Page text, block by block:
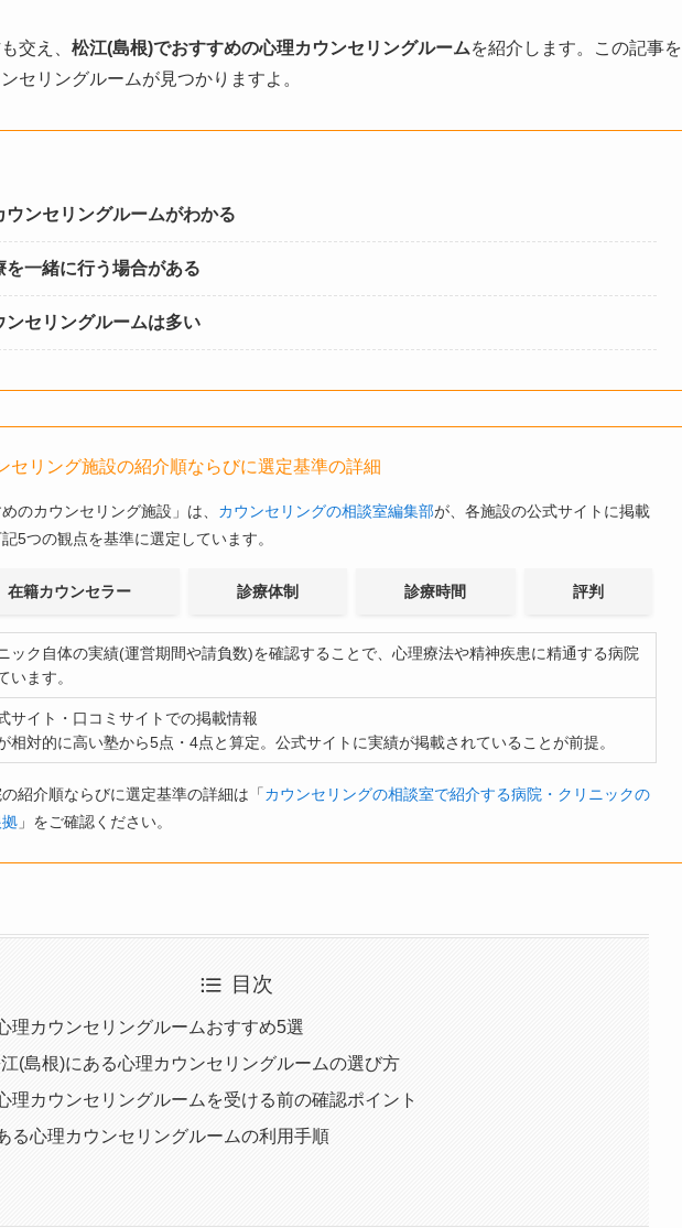
交え、 松江(島根)でおすすめの心理カウンセリングルームを紹介します。この記事を
セリングルームが見つかりますよ。
ンセリングルームがわかる
一緒に行う場合がある
ンセリングルームは多い
セリング施設の紹介順ならびに選定基準の詳細
のカウンセリング施設」は、 カウンセリングの相談室編集部が、各施設の公式サイトに掲載
5つの観点を基準に選定しています。
在籍カウンセラー 診療体制 診療時間 評判
ック自体の実績(運営期間や請負数)を確認することで、心理療法や精神疾患に精通する病院
います。
サイト・口コミサイトでの掲載情報
相対的に高い塾から5点・4点と算定。公式サイトに実績が掲載されていることが前提。
紹介順ならびに選定基準の詳細は「カウンセリングの相談室で紹介する病院・クリニックの
」をご確認ください。
目次
理カウンセリングルームおすすめ5選
(島根)にある心理カウンセリングルームの選び方
理カウンセリングルームを受ける前の確認ポイント
る心理カウンセリングルームの利用手順